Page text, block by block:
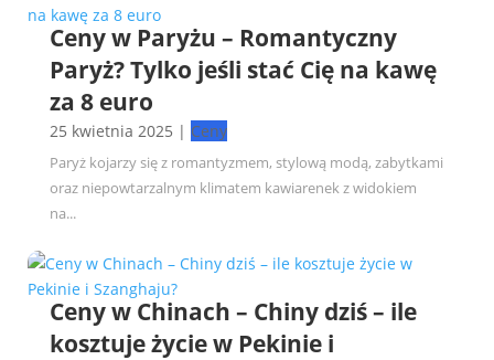
Ceny w Paryżu – Romantyczny
Paryż? Tylko jeśli stać Cię na kawę
za 8 euro
25 kwietnia 2025 | Ceny
Paryż kojarzy się z romantyzmem, stylową modą, zabytkami
oraz niepowtarzalnym klimatem kawiarenek z widokiem
na...
Ceny w Chinach – Chiny dziś – ile
kosztuje życie w Pekinie i